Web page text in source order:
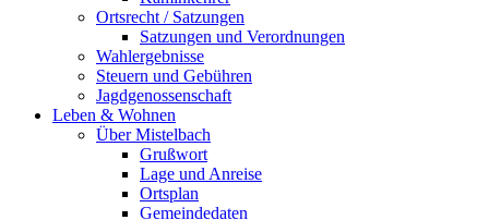
Ortsrecht / Satzungen
Satzungen und Verordnungen
Wahlergebnisse
Steuern und Gebühren
Jagdgenossenschaft
Leben & Wohnen
Über Mistelbach
Grußwort
Lage und Anreise
Ortsplan
Gemeindedaten